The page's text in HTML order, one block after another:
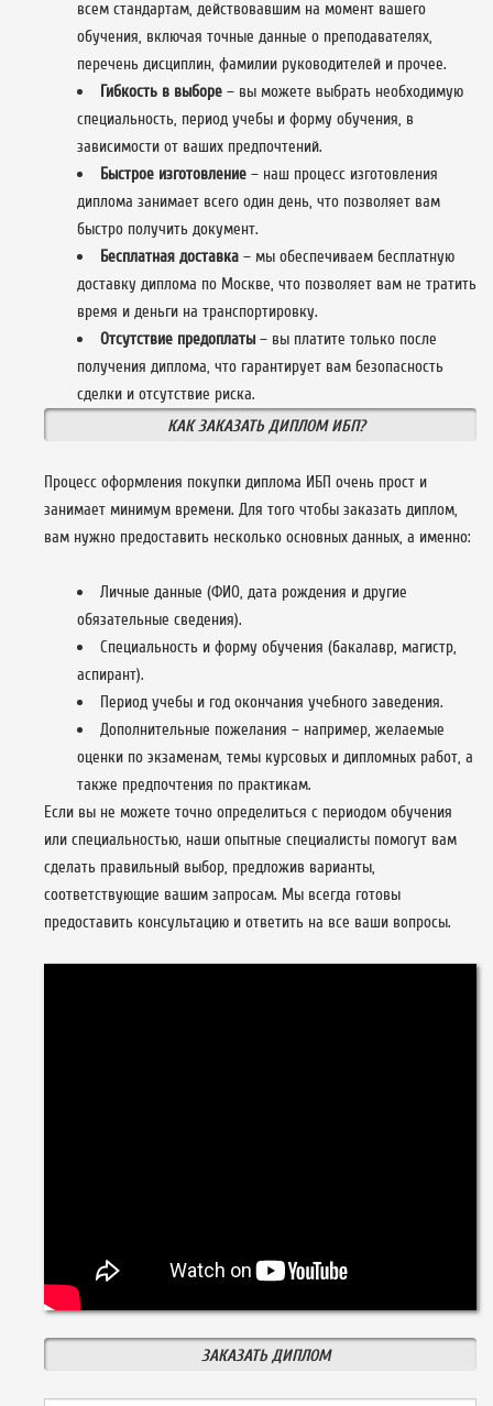
всем стандартам, действовавшим на момент вашего
обучения, включая точные данные о преподавателях,
перечень дисциплин, фамилии руководителей и прочее.
Гибкость в выборе – вы можете выбрать необходимую
специальность, период учебы и форму обучения, в
зависимости от ваших предпочтений.
Быстрое изготовление – наш процесс изготовления
диплома занимает всего один день, что позволяет вам
быстро получить документ.
Бесплатная доставка – мы обеспечиваем бесплатную
доставку диплома по Москве, что позволяет вам не тратить
время и деньги на транспортировку.
Отсутствие предоплаты – вы платите только после
получения диплома, что гарантирует вам безопасность
сделки и отсутствие риска.
КАК ЗАКАЗАТЬ ДИПЛОМ ИБП?
Процесс оформления покупки диплома ИБП очень прост и
занимает минимум времени. Для того чтобы заказать диплом,
вам нужно предоставить несколько основных данных, а именно:
Личные данные (ФИО, дата рождения и другие
обязательные сведения).
Специальность и форму обучения (бакалавр, магистр,
аспирант).
Период учебы и год окончания учебного заведения.
Дополнительные пожелания – например, желаемые
оценки по экзаменам, темы курсовых и дипломных работ, а
также предпочтения по практикам.
Если вы не можете точно определиться с периодом обучения
или специальностью, наши опытные специалисты помогут вам
сделать правильный выбор, предложив варианты,
соответствующие вашим запросам. Мы всегда готовы
предоставить консультацию и ответить на все ваши вопросы.
ЗАКАЗАТЬ ДИПЛОМ